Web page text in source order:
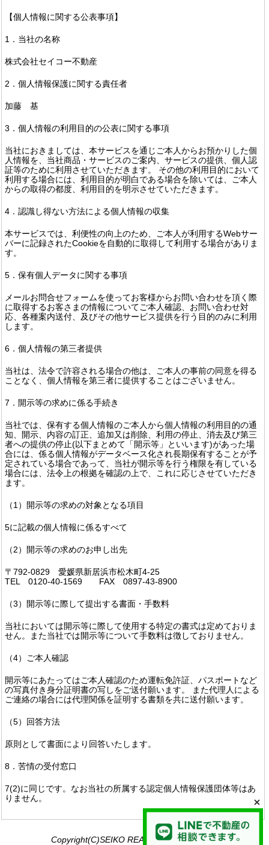
【個人情報に関する公表事項】
1．当社の名称
株式会社セイコー不動産
2．個人情報保護に関する責任者
加藤 基
3．個人情報の利用目的の公表に関する事項
当社におきましては、本サービスを通じご本人からお預かりした個
人情報を、当社商品・サービスのご案内、サービスの提供、個人認
証等のために利用させていただきます。 その他の利用目的において
利用する場合には、利用目的が明白である場合を除いては、ご本人
からの取得の都度、利用目的を明示させていただきます。
4．認識し得ない方法による個人情報の収集
本サービスでは、利便性の向上のため、ご本人が利用するWebサー
バーに記録されたCookieを自動的に取得して利用する場合がありま
す。
5．保有個人データに関する事項
メールお問合せフォームを使ってお客様からお問い合わせを頂く際
に取得するお客さまの情報についてご本人確認、お問い合わせ対
応、各種案内送付、及びその他サービス提供を行う目的のみに利用
します。
6．個人情報の第三者提供
当社は、法令で許容される場合の他は、ご本人の事前の同意を得る
ことなく、個人情報を第三者に提供することはございません。
7．開示等の求めに係る手続き
当社では、保有する個人情報のご本人から個人情報の利用目的の通
知、開示、内容の訂正、追加又は削除、利用の停止、消去及び第三
者への提供の停止(以下まとめて「開示等」といいます)があった場
合には、係る個人情報がデータベース化され長期保有することが予
定されている場合であって、当社が開示等を行う権限を有している
場合には、法令上の根拠を確認の上で、これに応じさせていただき
ます。
（1）開示等の求めの対象となる項目
5に記載の個人情報に係るすべて
（2）開示等の求めのお申し出先
〒792-0829 愛媛県新居浜市松木町4-25
TEL 0120-40-1569 FAX 0897-43-8900
（3）開示等に際して提出する書面・手数料
当社においては開示等に際して使用する特定の書式は定めておりま
せん。また当社では開示等について手数料は徴しておりません。
（4）ご本人確認
開示等にあたってはご本人確認のため運転免許証、パスポートなど
の写真付き身分証明書の写しをご送付願います。 また代理人による
ご連絡の場合には代理関係を証明する書類を共に送付願います。
（5）回答方法
原則として書面により回答いたします。
8．苦情の受付窓口
7(2)に同じです。なお当社の所属する認定個人情報保護団体等はあ
りません。
Copyright(C)SEIKO REAL ESTATE Co., Ltd.